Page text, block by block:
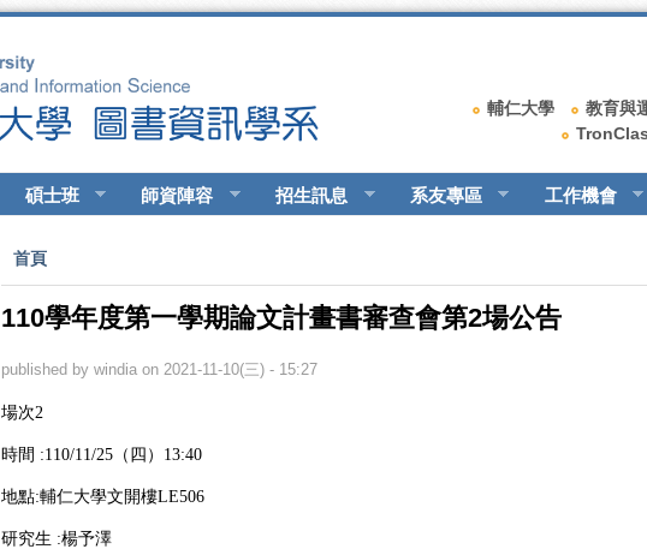
輔仁大學 教育與
碩士班 師資陣容 招生訊息 系友專區 工作機會
您在這裡
首頁
110學年度第一學期論文計畫書審查會第2場公告
published by windiaon 2021-11-10(三) - 15:27
場次2
時間 :110/11/25（四）13:40
地點:輔仁大學文開樓LE506
研究生 :楊予澤